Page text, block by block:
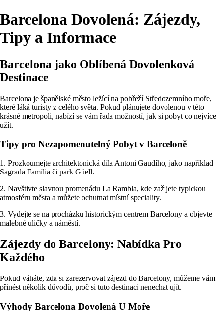
Barcelona Dovolená: Zájezdy,
Tipy a Informace
Barcelona jako Oblíbená Dovolenková
Destinace
Barcelona je španělské město ležící na pobřeží Středozemního moře,
které láká turisty z celého světa. Pokud plánujete dovolenou v této
krásné metropoli, nabízí se vám řada možností, jak si pobyt co nejvíce
užít.
Tipy pro Nezapomenutelný Pobyt v Barceloně
1. Prozkoumejte architektonická díla Antoni Gaudího, jako například
Sagrada Família či park Güell.
2. Navštivte slavnou promenádu La Rambla, kde zažijete typickou
atmosféru města a můžete ochutnat místní speciality.
3. Vydejte se na procházku historickým centrem Barcelony a objevte
malebné uličky a náměstí.
Zájezdy do Barcelony: Nabídka Pro
Každého
Pokud váháte, zda si zarezervovat zájezd do Barcelony, můžeme vám
přinést několik důvodů, proč si tuto destinaci nenechat ujít.
Výhody Barcelona Dovolená U Moře